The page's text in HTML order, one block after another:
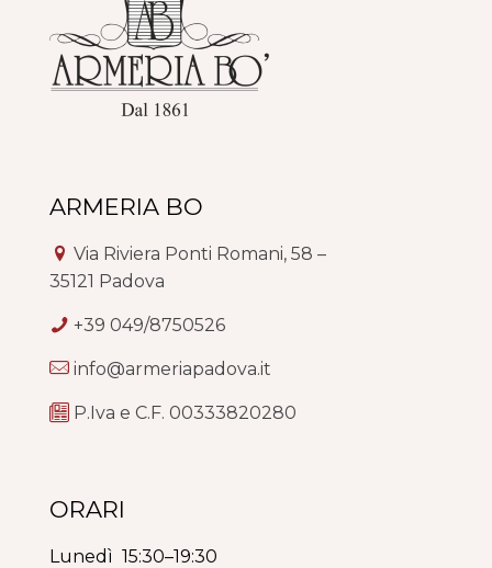
ARMERIA BO
Via Riviera Ponti Romani, 58 –
35121 Padova
+39 049/8750526
info@armeriapadova.it
P.Iva e C.F. 00333820280
ORARI
Lunedì 15:30–19:30